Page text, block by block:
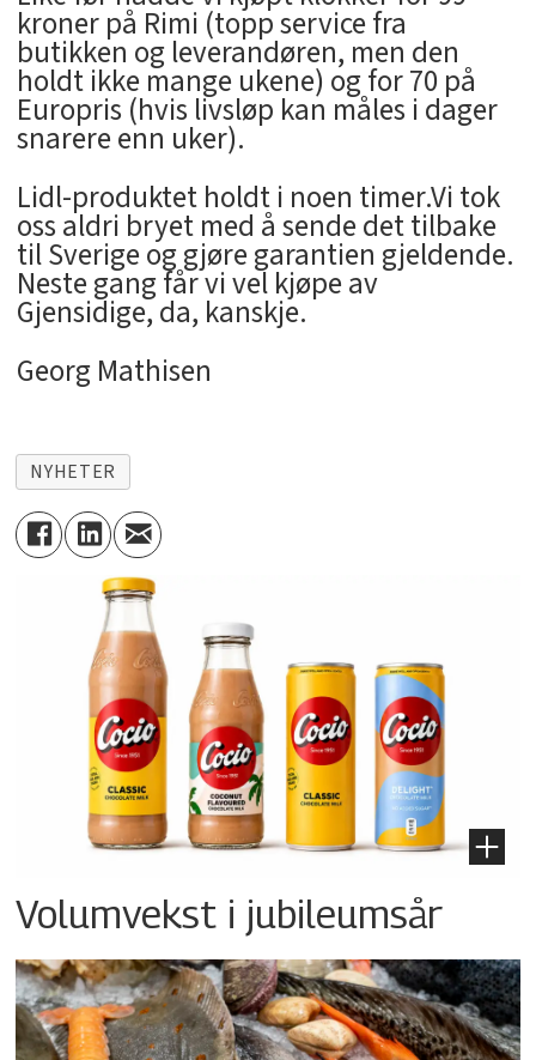
kroner på Rimi (topp service fra
butikken og leverandøren, men den
holdt ikke mange ukene) og for 70 på
Europris (hvis livsløp kan måles i dager
snarere enn uker).
Lidl-produktet holdt i noen timer.Vi tok
oss aldri bryet med å sende det tilbake
til Sverige og gjøre garantien gjeldende.
Neste gang får vi vel kjøpe av
Gjensidige, da, kanskje.
Georg Mathisen
NYHETER
Volumvekst i jubileumsår